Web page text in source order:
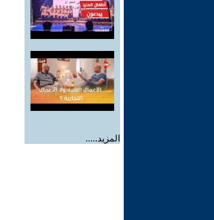
المزيد.....